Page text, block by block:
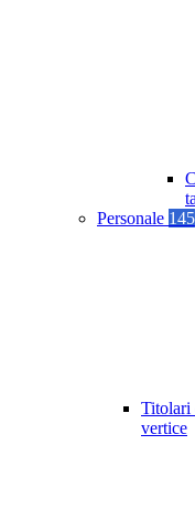
Personale 145
Titolari
vertice